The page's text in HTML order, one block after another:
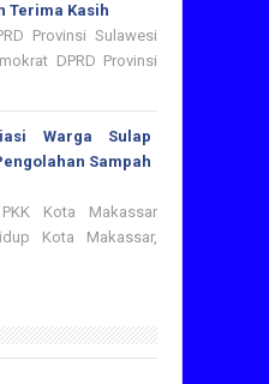
Terima Kasih
Provinsi Sulawesi
DPRD Provinsi
Warga Sulap
Sampah
Kota Makassar
Kota Makassar,